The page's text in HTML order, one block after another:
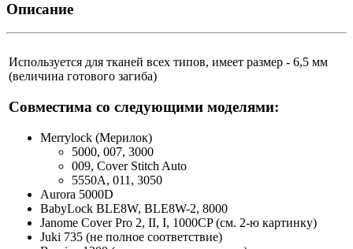
Описание
Используется для тканей всех типов, имеет размер - 6,5 мм
(величина готового загиба)
Совместима со следующими моделями:
Merrylock (Мерилок)
5000, 007, 3000
009, Cover Stitch Auto
5550A, 011, 3050
Aurora 5000D
BabyLock BLE8W, BLE8W-2, 8000
Janome Cover Pro 2, II, I, 1000CP (см. 2-ю картинку)
Juki 735 (не полное соответствие)